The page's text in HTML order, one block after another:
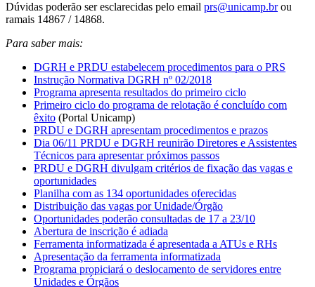
Dúvidas poderão ser esclarecidas pelo email prs@unicamp.brou
ramais 14867 / 14868.
Para saber mais:
DGRH e PRDU estabelecem procedimentos para o PRS
Instrução Normativa DGRH nº 02/2018
Programa apresenta resultados do primeiro ciclo
Primeiro ciclo do programa de relotação é concluído com
êxito (Portal Unicamp)
PRDU e DGRH apresentam procedimentos e prazos
Dia 06/11 PRDU e DGRH reunirão Diretores e Assistentes
Técnicos para apresentar próximos passos
PRDU e DGRH divulgam critérios de fixação das vagas e
oportunidades
Planilha com as 134 oportunidades oferecidas
Distribuição das vagas por Unidade/Órgão
Oportunidades poderão consultadas de 17 a 23/10
Abertura de inscrição é adiada
Ferramenta informatizada é apresentada a ATUs e RHs
Apresentação da ferramenta informatizada
Programa propiciará o deslocamento de servidores entre
Unidades e Órgãos